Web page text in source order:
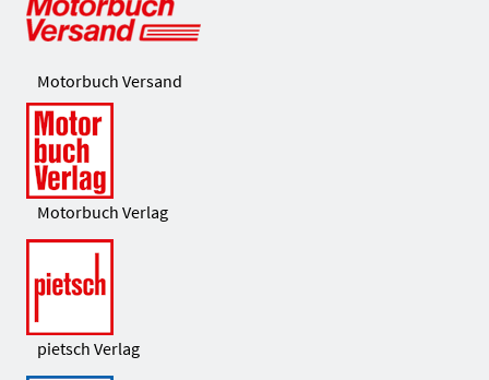
Motorbuch Versand
Motorbuch Verlag
pietsch Verlag